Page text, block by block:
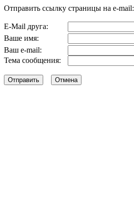
Отправить ссылку страницы на e-mail:
E-Mail друга:
Ваше имя:
Ваш e-mail:
Тема сообщения: